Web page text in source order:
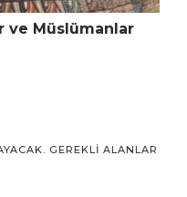
ve Müslümanlar
GEREKLI ALANLAR